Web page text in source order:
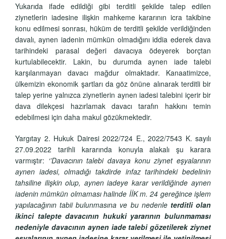
Yukarıda ifade edildiği gibi terditli şekilde talep edilen
ziynetlerin iadesine ilişkin mahkeme kararının icra takibine
konu edilmesi sonrası, hüküm de terditli şekilde verildiğinden
davalı, aynen iadenin mümkün olmadığını iddia ederek dava
tarihindeki parasal değeri davacıya ödeyerek borçtan
kurtulabilecektir. Lakin, bu durumda aynen iade talebi
karşılanmayan davacı mağdur olmaktadır. Kanaatimizce,
ülkemizin ekonomik şartları da göz önüne alınarak terditli bir
talep yerine yalnızca ziynetlerin aynen iadesi talebini içerir bir
dava dilekçesi hazırlamak davacı tarafın hakkını temin
edebilmesi için daha makul gözükmektedir.
Yargıtay 2. Hukuk Dairesi 2022/724 E., 2022/7543 K. sayılı
27.09.2022 tarihli kararında konuyla alakalı şu karara
varmıştır: ‘’Davacının talebi davaya konu ziynet eşyalarının
aynen iadesi, olmadığı takdirde infaz tarihindeki bedelinin
tahsiline ilişkin olup, aynen iadeye karar verildiğinde aynen
iadenin mümkün olmaması halinde İİK m. 24 gereğince işlem
yapılacağının tabii bulunmasına ve bu nedenle terditli olan
ikinci talepte davacının hukuki yararının bulunmaması
nedeniyle davacının aynen iade talebi gözetilerek ziynet